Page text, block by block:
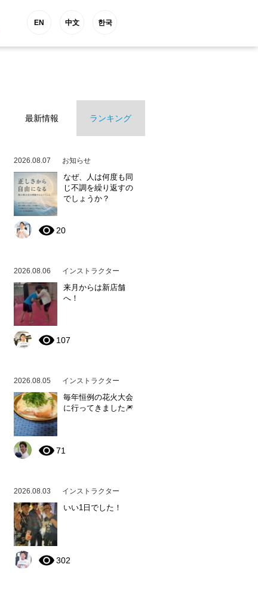
EN 中文 한국
最新情報 ランキング
2026.08.07 お知らせ
なぜ、人は何度も同
じ不調を繰り返すの
でしょうか？
20
2026.08.06 インストラクター
来月からは新店舗
へ！
107
2026.08.05 インストラクター
毎年恒例の花火大会
に行ってきました🎆
71
2026.08.03 インストラクター
いい1日でした！
302